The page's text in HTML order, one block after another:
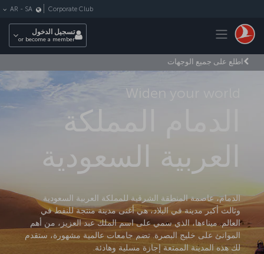
Toggle navigation
Corporate Club
AR - SA
تسجيل الدخول
or become a member
اطلع على جميع الوجهات
Widen your world
الدمام المملكة
العربية السعودية
الدمام، عاصمة المنطقة الشرقية للمملكة العربية السعودية
وثالث أكبر مدينة في البلاد، هي أغنى مدينة منتجة للنفط في
العالم. ميناءها، الذي سمي على اسم الملك عبد العزيز، من أهم
الموانئ على خليج البصرة. تضم جامعات عالمية مشهورة، ستقدم
لك هذه المدينة الممتعة إجازة مسلية وهادئة.